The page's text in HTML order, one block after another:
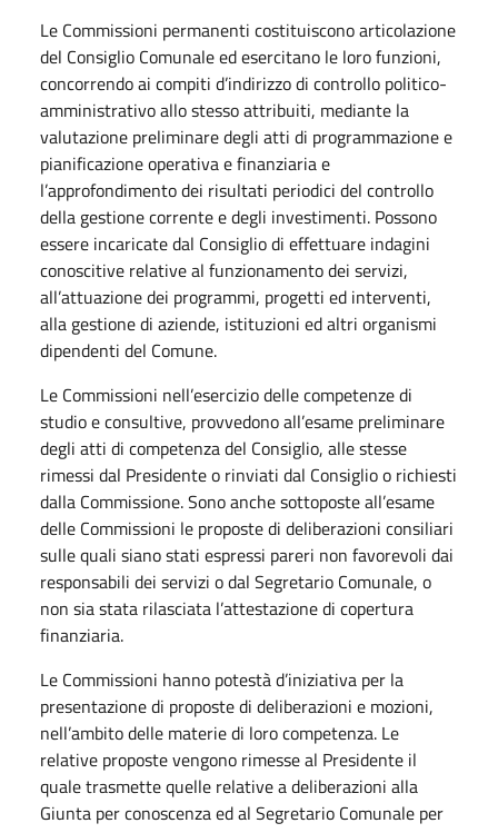
Le Commissioni permanenti costituiscono articolazione
del Consiglio Comunale ed esercitano le loro funzioni,
concorrendo ai compiti d’indirizzo di controllo politico-
amministrativo allo stesso attribuiti, mediante la
valutazione preliminare degli atti di programmazione e
pianificazione operativa e finanziaria e
l’approfondimento dei risultati periodici del controllo
della gestione corrente e degli investimenti. Possono
essere incaricate dal Consiglio di effettuare indagini
conoscitive relative al funzionamento dei servizi,
all’attuazione dei programmi, progetti ed interventi,
alla gestione di aziende, istituzioni ed altri organismi
dipendenti del Comune.
Le Commissioni nell’esercizio delle competenze di
studio e consultive, provvedono all’esame preliminare
degli atti di competenza del Consiglio, alle stesse
rimessi dal Presidente o rinviati dal Consiglio o richiesti
dalla Commissione. Sono anche sottoposte all’esame
delle Commissioni le proposte di deliberazioni consiliari
sulle quali siano stati espressi pareri non favorevoli dai
responsabili dei servizi o dal Segretario Comunale, o
non sia stata rilasciata l’attestazione di copertura
finanziaria.
Le Commissioni hanno potestà d’iniziativa per la
presentazione di proposte di deliberazioni e mozioni,
nell’ambito delle materie di loro competenza. Le
relative proposte vengono rimesse al Presidente il
quale trasmette quelle relative a deliberazioni alla
Giunta per conoscenza ed al Segretario Comunale per